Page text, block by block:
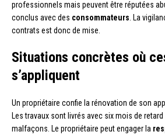
professionnels mais peuvent être réputées
conclus avec des consommateurs . La
contrats est donc de mise.
Situations concrètes où
s’appliquent
Un propriétaire confie la rénovation de son
Les travaux sont livrés avec six mois de
malfaçons. Le propriétaire peut engager la